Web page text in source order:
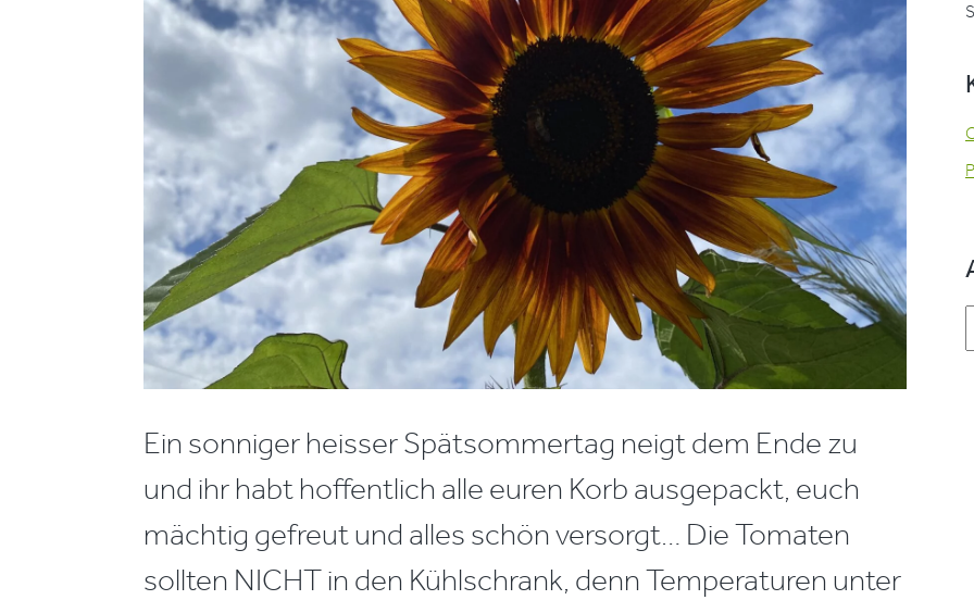
Ein sonniger heisser Spätsommertag neigt dem Ende zu
und ihr habt hoffentlich alle euren Korb ausgepackt, euch
mächtig gefreut und alles schön versorgt… Die Tomaten
sollten NICHT in den Kühlschrank, denn Temperaturen unter